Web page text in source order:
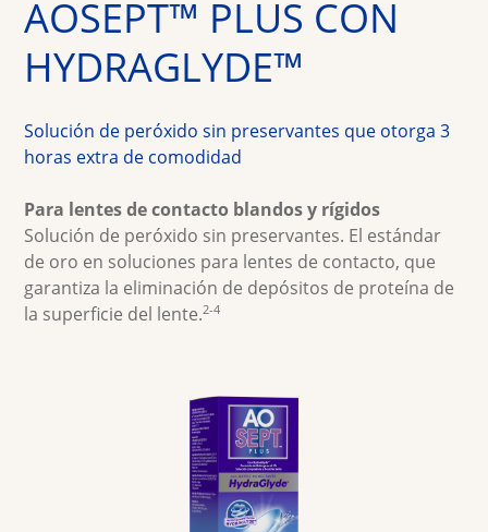
Lentes mensuales
Lentes para astigmatismo
Lentes multifocales
Lentes de color
Soluciones para lentes de contacto
AOSEPT™ PLUS CON
HYDRAGLYDE™
Solución de peróxido sin preservantes que otorga 3
horas extra de comodidad
Para lentes de contacto blandos y rígidos
Solución de peróxido sin preservantes. El estándar
de oro en soluciones para lentes de contacto, que
garantiza la eliminación de depósitos de proteína de
la superficie del lente.2-4